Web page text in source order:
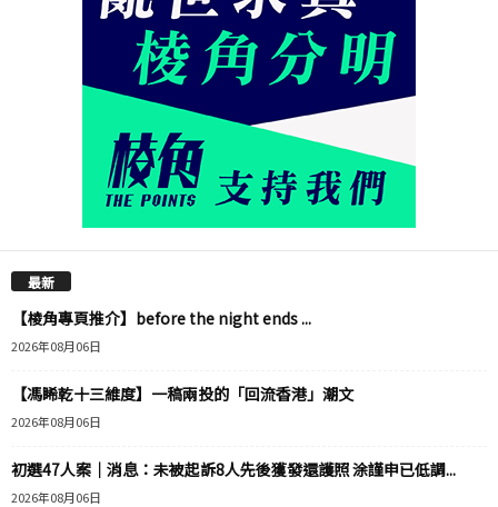
最新
【棱角專頁推介】before the night ends ...
2026年08月06日
【馮睎乾十三維度】一稿兩投的「回流香港」潮文
2026年08月06日
初選47人案｜消息：未被起訴8人先後獲發還護照 涂謹申已低調...
2026年08月06日